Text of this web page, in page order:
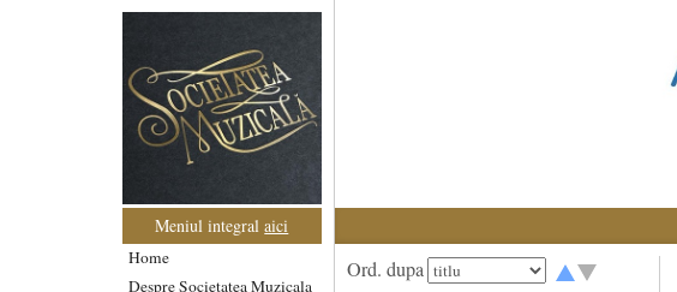
Meniul integralaici
Home
Despre Societatea Muzicala
Ord. dupa